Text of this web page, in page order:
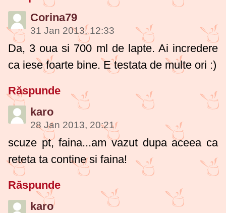
Corina79
31 Jan 2013, 12:33
Da, 3 oua si 700 ml de lapte. Ai incredere
ca iese foarte bine. E testata de multe ori :)
Răspunde
karo
28 Jan 2013, 20:21
scuze pt, faina...am vazut dupa aceea ca
reteta ta contine si faina!
Răspunde
karo